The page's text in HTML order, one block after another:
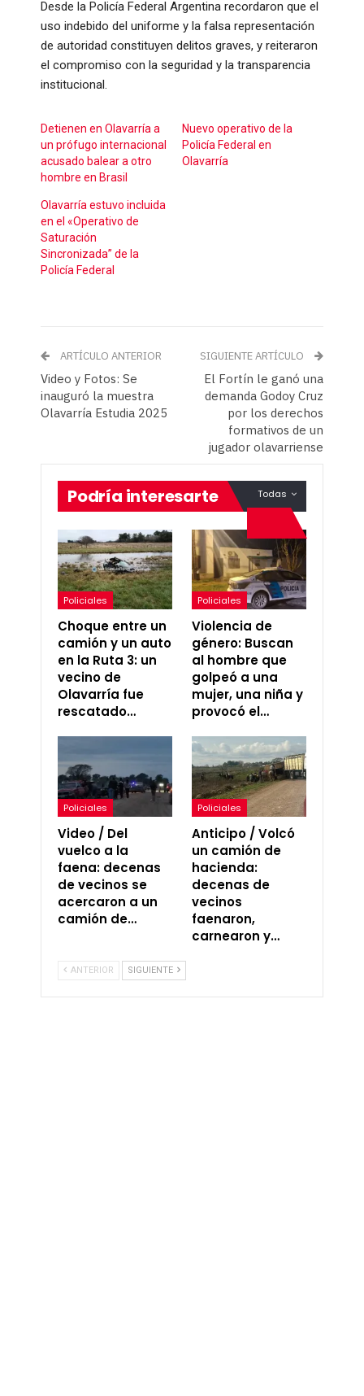
Desde la Policía Federal Argentina recordaron que el
uso indebido del uniforme y la falsa representación
de autoridad constituyen delitos graves, y reiteraron
el compromiso con la seguridad y la transparencia
institucional.
Detienen en Olavarría a
un prófugo internacional
acusado balear a otro
hombre en Brasil
Nuevo operativo de la
Policía Federal en
Olavarría
Olavarría estuvo incluida
en el «Operativo de
Saturación
Sincronizada” de la
Policía Federal
ARTÍCULO ANTERIOR
Video y Fotos: Se
inauguró la muestra
Olavarría Estudia 2025
SIGUIENTE ARTÍCULO
El Fortín le ganó una
demanda Godoy Cruz
por los derechos
formativos de un
jugador olavarriense
Todas
Podría interesarte
Policiales
Choque entre un
camión y un auto
en la Ruta 3: un
vecino de
Olavarría fue
rescatado…
Policiales
Violencia de
género: Buscan
al hombre que
golpeó a una
mujer, una niña y
provocó el…
Policiales
Video / Del
vuelco a la
faena: decenas
de vecinos se
acercaron a un
camión de…
Policiales
Anticipo / Volcó
un camión de
hacienda:
decenas de
vecinos
faenaron,
carnearon y…
ANTERIOR SIGUIENTE